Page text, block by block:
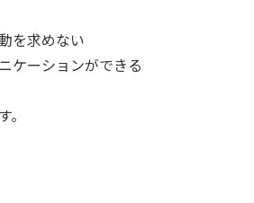
を求めない
ケーションができる